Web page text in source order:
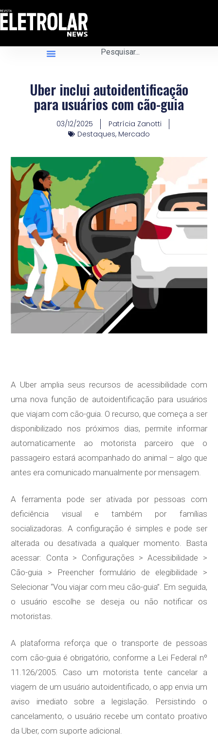
Uber inclui autoidentificação
para usuários com cão-guia
03/12/2025
Patrícia Zanotti
Destaques, Mercado
A Uber amplia seus recursos de acessibilidade com
uma nova função de autoidentificação para usuários
que viajam com cão-guia. O recurso, que começa a ser
disponibilizado nos próximos dias, permite informar
automaticamente ao motorista parceiro que o
passageiro estará acompanhado do animal – algo que
antes era comunicado manualmente por mensagem.
A ferramenta pode ser ativada por pessoas com
deficiência visual e também por famílias
socializadoras. A configuração é simples e pode ser
alterada ou desativada a qualquer momento. Basta
acessar: Conta > Configurações > Acessibilidade >
Cão-guia > Preencher formulário de elegibilidade >
Selecionar “Vou viajar com meu cão-guia”. Em seguida,
o usuário escolhe se deseja ou não notificar os
motoristas.
A plataforma reforça que o transporte de pessoas
com cão-guia é obrigatório, conforme a Lei Federal nº
11.126/2005. Caso um motorista tente cancelar a
viagem de um usuário autoidentificado, o app envia um
aviso imediato sobre a legislação. Persistindo o
cancelamento, o usuário recebe um contato proativo
da Uber, com suporte adicional.